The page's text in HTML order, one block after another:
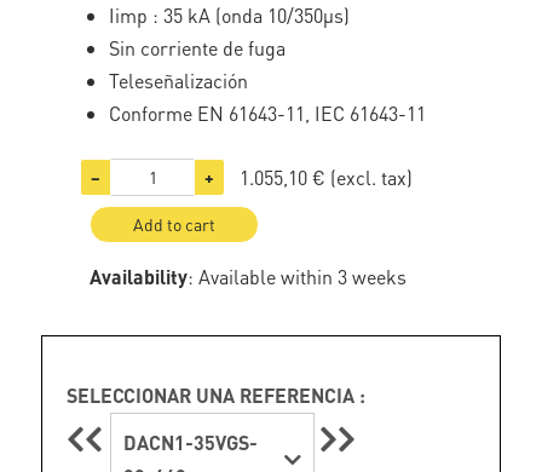
Iimp : 35 kA (onda 10/350µs)
Sin corriente de fuga
Teleseñalización
Conforme EN 61643-11, IEC 61643-11
− + 1.055,10 € (excl. tax)
Add to cart
Availability: Available within 3 weeks
SELECCIONAR UNA REFERENCIA :
DACN1-35VGS-